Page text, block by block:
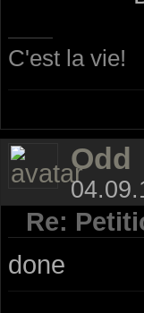
C'est la vie!
Odd
Re:
done